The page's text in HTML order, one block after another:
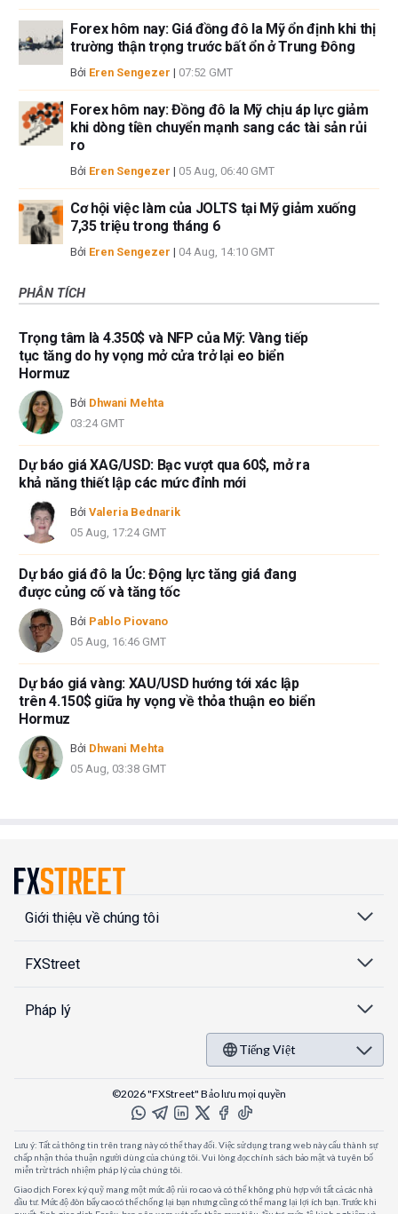
Forex hôm nay: Giá đồng đô la Mỹ ổn định khi thị
trường thận trọng trước bất ổn ở Trung Đông
Bởi Eren Sengezer | 07:52 GMT
Forex hôm nay: Đồng đô la Mỹ chịu áp lực giảm
khi dòng tiền chuyển mạnh sang các tài sản rủi
ro
Bởi Eren Sengezer | 05 Aug, 06:40 GMT
Cơ hội việc làm của JOLTS tại Mỹ giảm xuống
7,35 triệu trong tháng 6
Bởi Eren Sengezer | 04 Aug, 14:10 GMT
PHÂN TÍCH
Trọng tâm là 4.350$ và NFP của Mỹ: Vàng tiếp
tục tăng do hy vọng mở cửa trở lại eo biển
Hormuz
Bởi Dhwani Mehta
03:24 GMT
Dự báo giá XAG/USD: Bạc vượt qua 60$, mở ra
khả năng thiết lập các mức đỉnh mới
Bởi Valeria Bednarik
05 Aug, 17:24 GMT
Dự báo giá đô la Úc: Động lực tăng giá đang
được củng cố và tăng tốc
Bởi Pablo Piovano
05 Aug, 16:46 GMT
Dự báo giá vàng: XAU/USD hướng tới xác lập
trên 4.150$ giữa hy vọng về thỏa thuận eo biển
Hormuz
Bởi Dhwani Mehta
05 Aug, 03:38 GMT
Giới thiệu về chúng tôi
FXStreet
Pháp lý
Tiếng Việt
©2026 "FXStreet" Bảo lưu mọi quyền
Lưu ý: Tất cả thông tin trên trang này có thể thay đổi. Việc sử dụng trang web này cấu thành sự
chấp nhận thỏa thuận người dùng của chúng tôi. Vui lòng đọc chính sách bảo mật và tuyên bố
miễn trừ trách nhiệm pháp lý của chúng tôi.
Giao dịch Forex ký quỹ mang một mức độ rủi ro cao và có thể không phù hợp với tất cả các nhà
đầu tư. Mức độ đòn bẩy cao có thể chống lại bạn nhưng cũng có thể mang lại lợi ích bạn. Trước khi